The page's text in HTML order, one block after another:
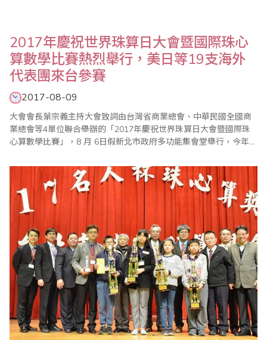
2017年慶祝世界珠算日大會暨國際珠心
算數學比賽熱烈舉行，美日等19支海外
代表團來台參賽
2017-08-09
大會會長葉宗義主持大會致詞由台灣省商業總會、中華民國全國商
業總會等4單位聯合舉辦的「2017年慶祝世界珠算日大會暨國際珠
心算數學比賽」，8 月 6日假新北市政府多功能集會堂舉行，今年大
本、馬來西亞、印尼、香港及中國大陸等海外代表團共達19支，受
到國內相關同業熱烈歡迎。此外，會中也舉辦祖孫樂活珠算趣味競
賽，以及國內獨有的傳票表演賽，都引起各界..